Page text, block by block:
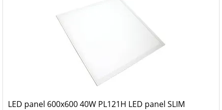
LED panel 600x600 40W PL121H LED panel SLIM